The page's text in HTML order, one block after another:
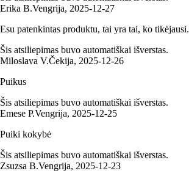
Erika B.Vengrija, 2025‑12‑27
Esu patenkintas produktu, tai yra tai, ko tikėjausi.
Šis atsiliepimas buvo automatiškai išverstas.
Miloslava V.Čekija, 2025‑12‑26
Puikus
Šis atsiliepimas buvo automatiškai išverstas.
Emese P.Vengrija, 2025‑12‑25
Puiki kokybė
Šis atsiliepimas buvo automatiškai išverstas.
Zsuzsa B.Vengrija, 2025‑12‑23